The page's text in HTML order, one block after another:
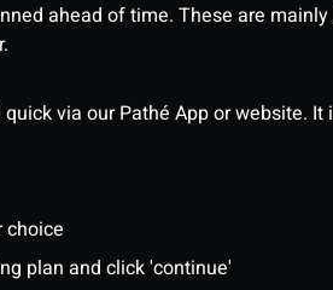
ahead of time. These are
via our Pathé App or website.
choice
plan and click 'continue'